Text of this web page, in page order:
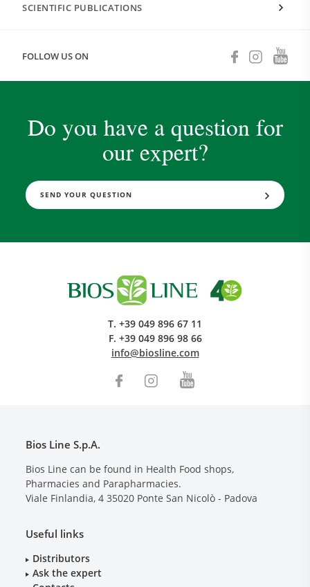
SCIENTIFIC PUBLICATIONS
FOLLOW US ON
Do you have a question for
our expert?
SEND YOUR QUESTION
T. +39 049 896 67 11
F. +39 049 896 98 66
info@biosline.com
Bios Line S.p.A.
Bios Line can be found in Health Food shops,
Pharmacies and Parapharmacies.
Viale Finlandia, 4 35020 Ponte San Nicolò - Padova
Useful links
Distributors
Ask the expert